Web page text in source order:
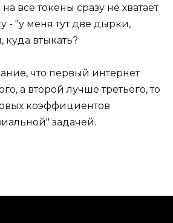
все токены сразу не хватает
- "у меня тут две дырки,
втыкать?
что первый интернет
а второй лучше третьего, то
коэффициентов
задачей.